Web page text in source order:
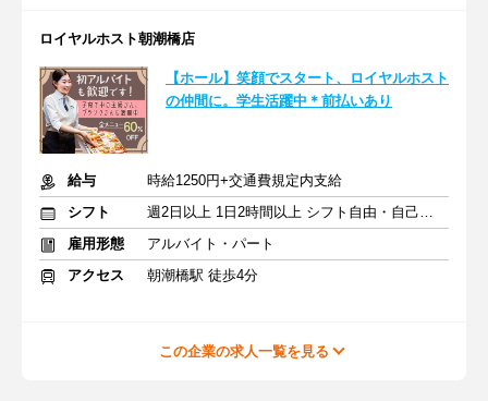
ロイヤルホスト朝潮橋店
【ホール】笑顔でスタート、ロイヤルホスト
の仲間に。学生活躍中＊前払いあり
給与
時給1250円+交通費規定内支給
シフト
週2日以上 1日2時間以上 シフト自由・自己申告
雇用形態
アルバイト・パート
アクセス
朝潮橋駅 徒歩4分
この企業の求人一覧を見る